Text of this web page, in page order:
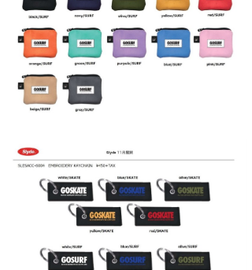
唐澤予報士
SancheZ
ゴン
予報士 hiro.
banpaku
Mr.K